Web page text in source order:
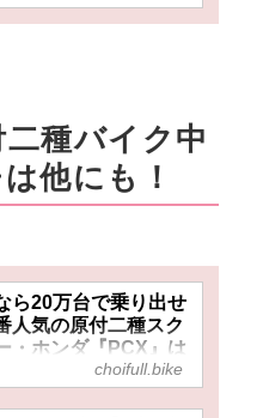
種バイク中
他にも！
ら20万台で乗り出せ
人気の原付二種スク
・ホンダ『PCX』は
代でも充実装備の快
ューター！
choifull.bike